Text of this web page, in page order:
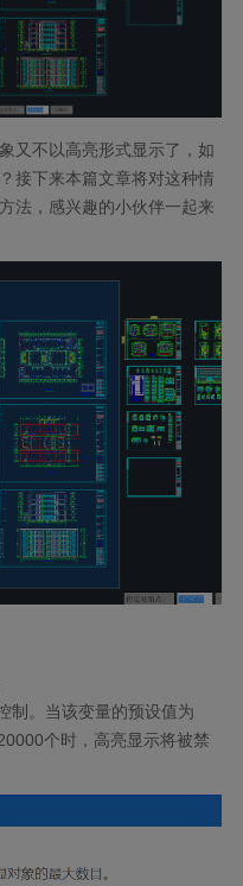
又不以高亮形式显示了，如
接下来本篇文章将对这种情
法，感兴趣的小伙伴一起来
制。当该变量的预设值为
个时，高亮显示将被禁